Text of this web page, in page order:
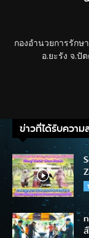
กองอำนวยการรัก
อ.ยะรัง จ.ปั
ข่าวที่ได้รับความ